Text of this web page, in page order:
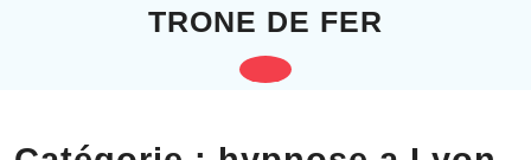
TRONE DE FER
Open